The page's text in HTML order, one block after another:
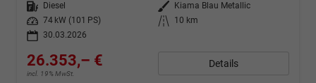
Kraftstoff
Diesel Außenfarbe
Kiama Blau Metallic
Leistung
74 kW (101 PS) Kilometerstand
10 km
30.03.2026
26.353,– €
incl. 19% MwSt.
Details